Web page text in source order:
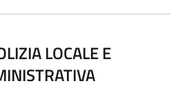
LOCALE E